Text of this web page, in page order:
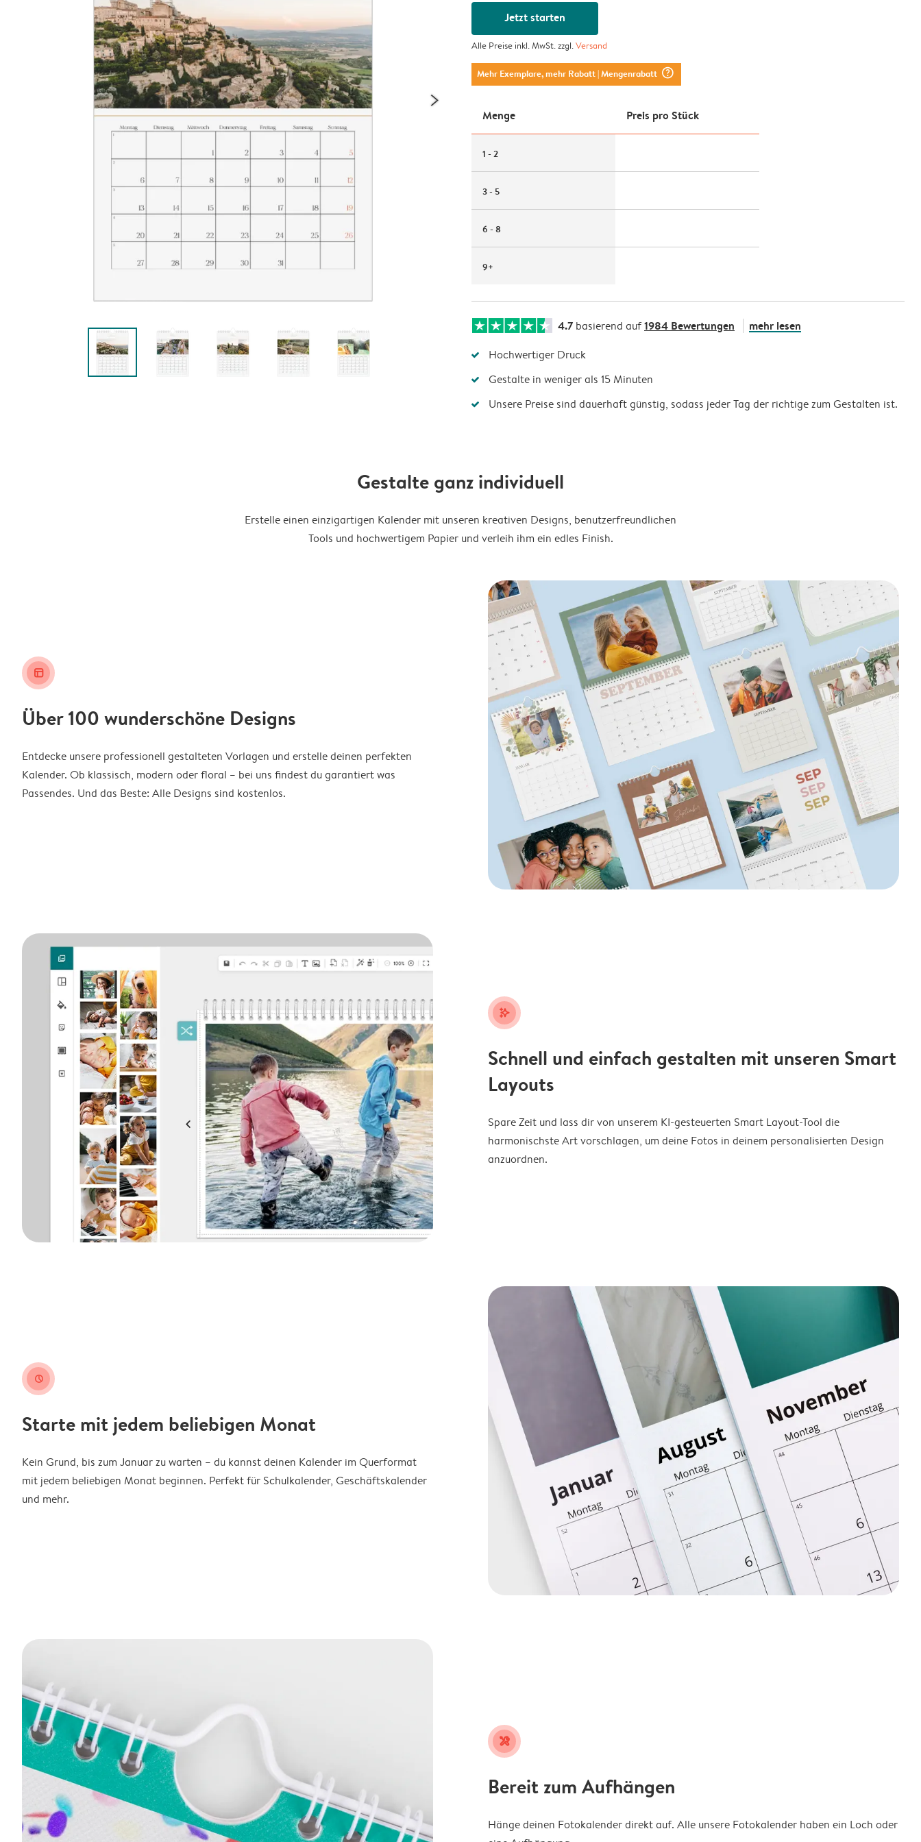
Jetzt starten
Alle Preise inkl. MwSt. zzgl.Versand
Mehr Exemplare, mehr Rabatt| Mengenrabatt question_mark_circle
Menge Preis pro Stück
1 - 2
3 - 5
6 - 8
9+
4.7 basierend auf1984 Bewertungen mehr lesen
Hochwertiger Druck
Gestalte in weniger als 15 Minuten
Unsere Preise sind dauerhaft günstig, sodass jeder Tag der richtige zum Gestalten ist.
Gestalte ganz individuell
Erstelle einen einzigartigen Kalender mit unseren kreativen Designs, benutzerfreundlichen
Tools und hochwertigem Papier und verleih ihm ein edles Finish.
layout_alt
Über 100 wunderschöne Designs
Entdecke unsere professionell gestalteten Vorlagen und erstelle deinen perfekten
Kalender. Ob klassisch, modern oder floral – bei uns findest du garantiert was
Passendes. Und das Beste: Alle Designs sind kostenlos.
stars_plus
Schnell und einfach gestalten mit unseren Smart
Layouts
Spare Zeit und lass dir von unserem KI-gesteuerten Smart Layout-Tool die
harmonischste Art vorschlagen, um deine Fotos in deinem personalisierten Design
anzuordnen.
clock
Starte mit jedem beliebigen Monat
Kein Grund, bis zum Januar zu warten – du kannst deinen Kalender im Querformat
mit jedem beliebigen Monat beginnen. Perfekt für Schulkalender, Geschäftskalender
und mehr.
tools
Bereit zum Aufhängen
Hänge deinen Fotokalender direkt auf. Alle unsere Fotokalender haben ein Loch oder